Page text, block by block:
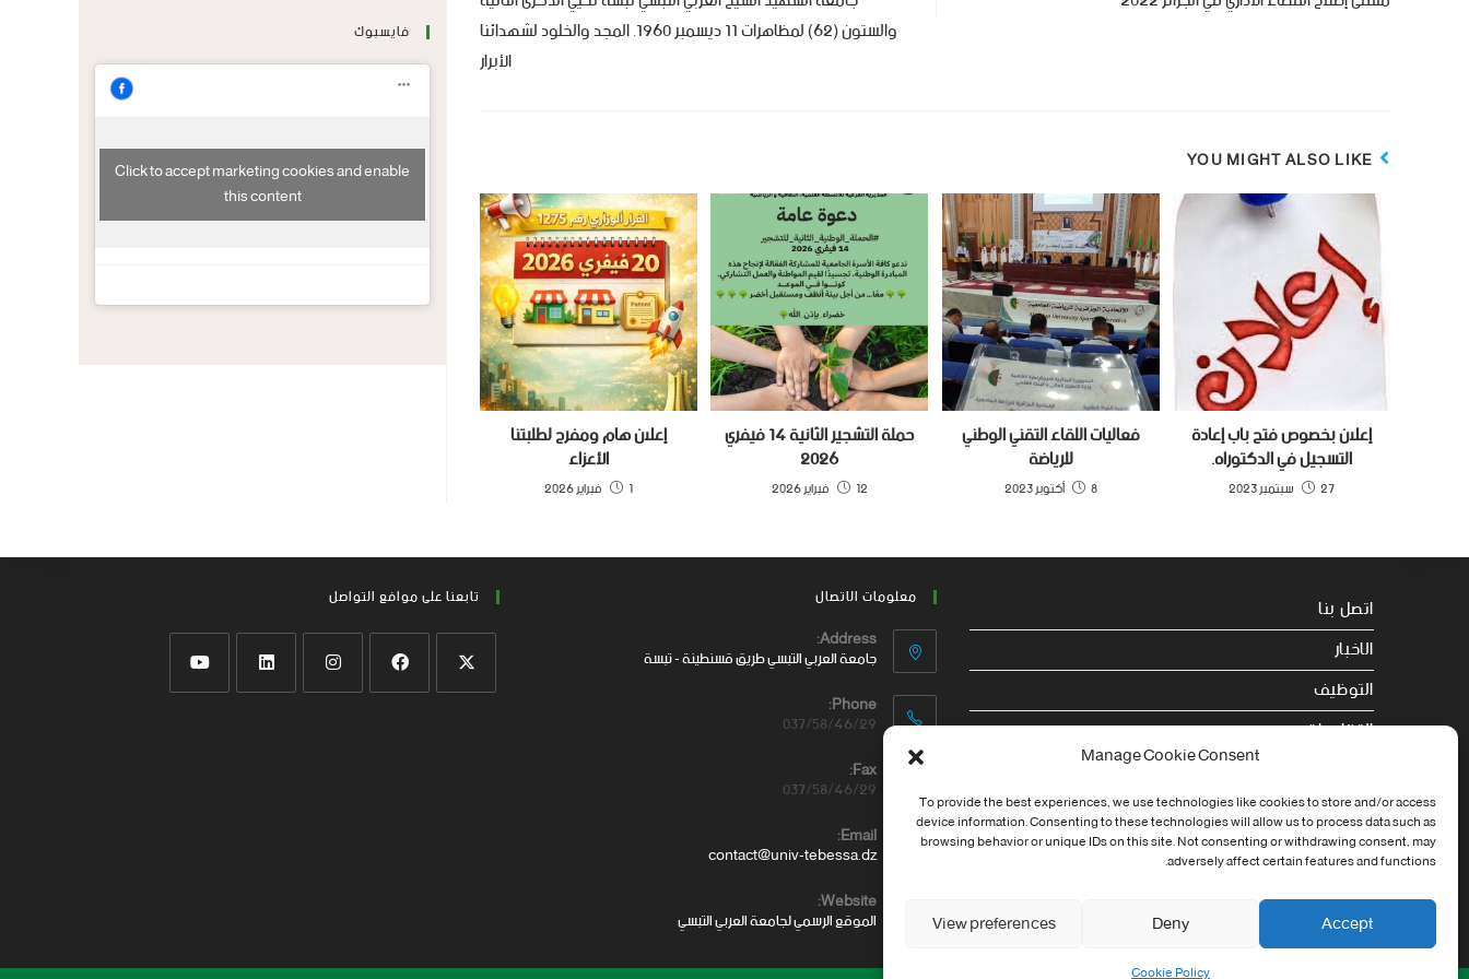
Manage Cookie Consent
To provide the best experiences, we use technologies like cookies to store and/or access
device information. Consenting to these technologies will allow us to process data such as
browsing behavior or unique IDs on this site. Not consenting or withdrawing consent, may
adversely affect certain features and functions.
Accept
Deny
View preferences
والستون (62) لمظاهرات 11 ديسمبر 1960. المجد والخلود لشهدائنا
الأبرار
YOU MIGHT ALSO LIKE
إعلان هام ومفرح لطلبتنا
الأعزاء
1 فبراير 2026
حملة التشجير الثانية 14 فيفري
2026
12 فبراير 2026
فعاليات اللقاء التقني الوطني
للرياضة
8 أكتوبر 2023
إعلان بخصوص فتح باب إعادة
التسجيل في الدكتوراه.
27 سبتمبر 2023
فايسبوك
Click to accept marketing cookies and enable
this content
اتصل بنا
الاخبار
التوظيف
التظاهرات
الجامعة في سطور
Cookie Policy (EU)
معلومات الاتصال
Address:
جامعة العربي التبسي طريق قسنطينة - تبسة
Phone:
037/58/46/29
Fax:
037/58/46/29
Email:
contact@univ-tebessa.dz
Website:
الموقع الرسمي لجامعة العربي التبسي
تابعنا على موافع التواصل